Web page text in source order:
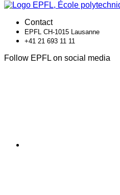
Contact
EPFL CH-1015 Lausanne
+41 21 693 11 11
Follow EPFL on social media